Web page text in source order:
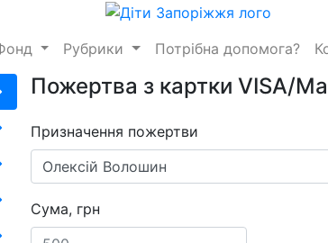
Рубрики Потрібна допомога?
Пожертва з картки VISA/
Призначення пожертви
Сума, грн